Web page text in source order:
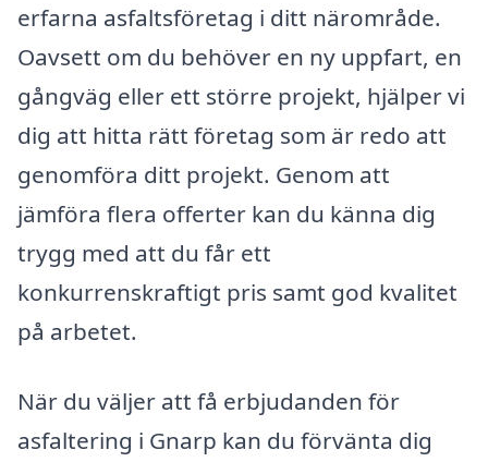
erfarna asfaltsföretag i ditt närområde.
Oavsett om du behöver en ny uppfart, en
gångväg eller ett större projekt, hjälper vi
dig att hitta rätt företag som är redo att
genomföra ditt projekt. Genom att
jämföra flera offerter kan du känna dig
trygg med att du får ett
konkurrenskraftigt pris samt god kvalitet
på arbetet.
När du väljer att få erbjudanden för
asfaltering i Gnarp kan du förvänta dig